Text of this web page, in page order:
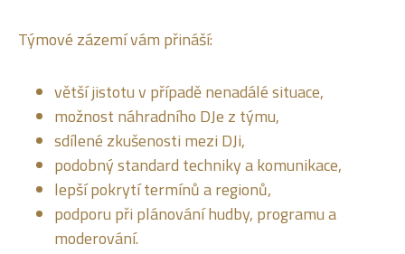
Týmové zázemí vám přináší:
větší jistotu v případě nenadálé situace,
možnost náhradního DJe z týmu,
sdílené zkušenosti mezi DJi,
podobný standard techniky a komunikace,
lepší pokrytí termínů a regionů,
podporu při plánování hudby, programu a
moderování.